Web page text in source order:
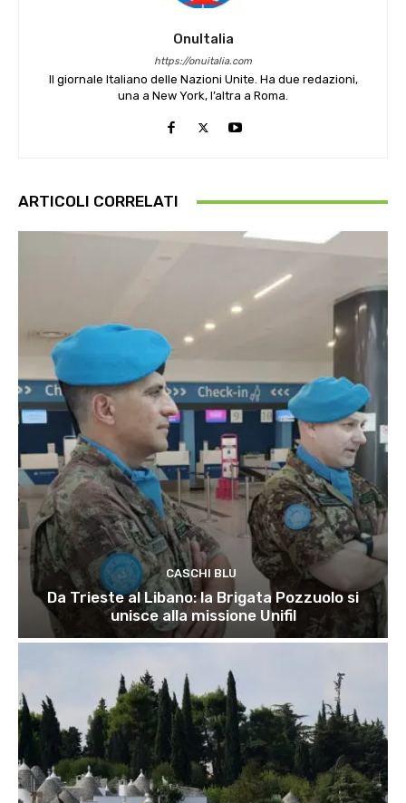
OnuItalia
https://onuitalia.com
Il giornale Italiano delle Nazioni Unite. Ha due redazioni,
una a New York, l’altra a Roma.
ARTICOLI CORRELATI
CASCHI BLU
Da Trieste al Libano: la Brigata Pozzuolo si
unisce alla missione Unifil